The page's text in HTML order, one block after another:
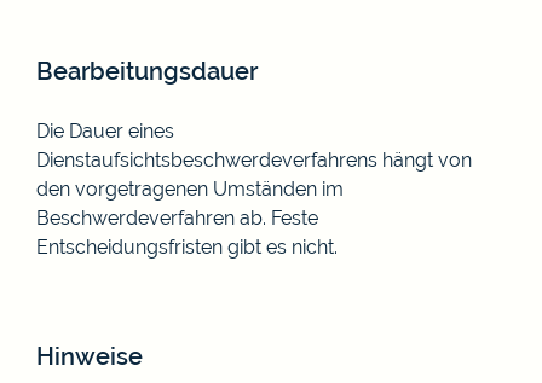
Bearbeitungsdauer
Die Dauer eines
Dienstaufsichtsbeschwerdeverfahrens hängt von
den vorgetragenen Umständen im
Beschwerdeverfahren ab. Feste
Entscheidungsfristen gibt es nicht.
Hinweise